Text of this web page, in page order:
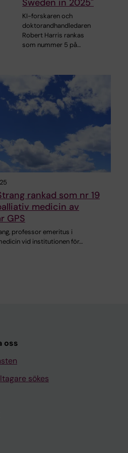
KI-forskaren och
doktorandhandledaren
Robert Harris rankas
som nummer 5 på…
rankad som nr 19
medicin av
GPS
professor emeritus i
vid institutionen för…
oss
sökes